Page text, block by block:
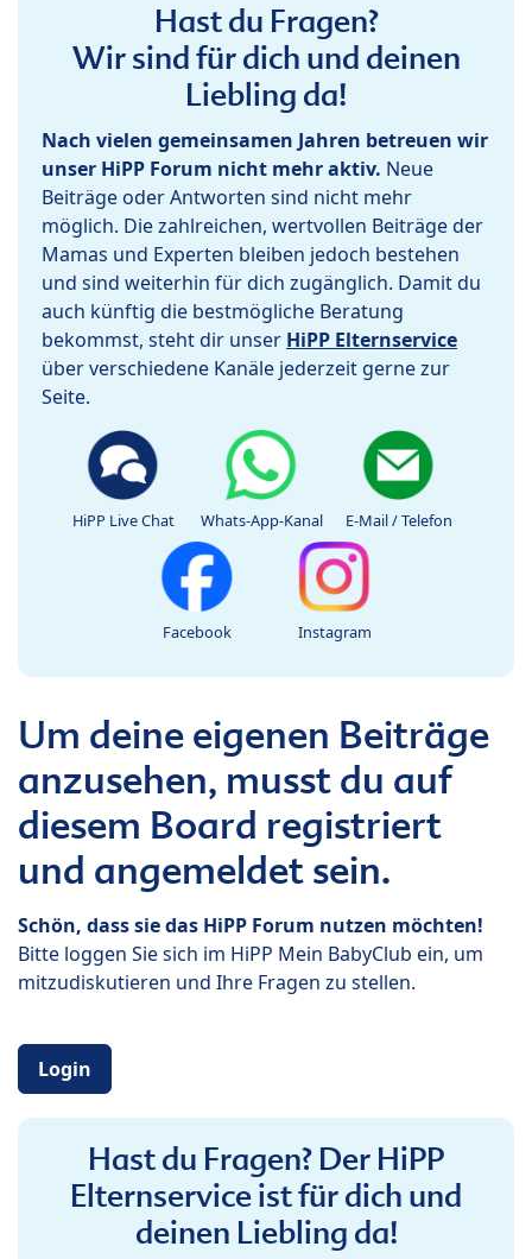
Hast du Fragen?
Wir sind für dich und deinen
Liebling da!
Nach vielen gemeinsamen Jahren betreuen wir
unser HiPP Forum nicht mehr aktiv. Neue
Beiträge oder Antworten sind nicht mehr
möglich. Die zahlreichen, wertvollen Beiträge der
Mamas und Experten bleiben jedoch bestehen
und sind weiterhin für dich zugänglich. Damit du
auch künftig die bestmögliche Beratung
bekommst, steht dir unser HiPP Elternservice
über verschiedene Kanäle jederzeit gerne zur
Seite.
HiPP Live Chat Whats-App-Kanal E-Mail / Telefon
Facebook Instagram
Um deine eigenen Beiträge
anzusehen, musst du auf
diesem Board registriert
und angemeldet sein.
Schön, dass sie das HiPP Forum nutzen möchten!
Bitte loggen Sie sich im HiPP Mein BabyClub ein, um
mitzudiskutieren und Ihre Fragen zu stellen.
Login
Hast du Fragen? Der HiPP
Elternservice ist für dich und
deinen Liebling da!